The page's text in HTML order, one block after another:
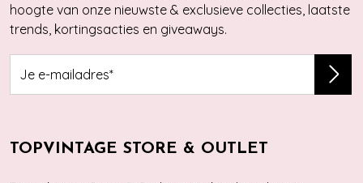
hoogte van onze nieuwste & exclusieve collecties, laatste
trends, kortingsacties en giveaways.
TOPVINTAGE STORE & OUTLET